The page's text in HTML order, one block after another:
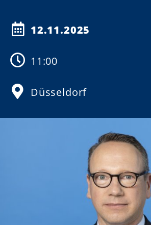
12.11.2025
11:00
Düsseldorf